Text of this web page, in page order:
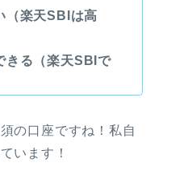
（楽天SBIは高
きる（楽天SBIで
の口座ですね！私自
います！